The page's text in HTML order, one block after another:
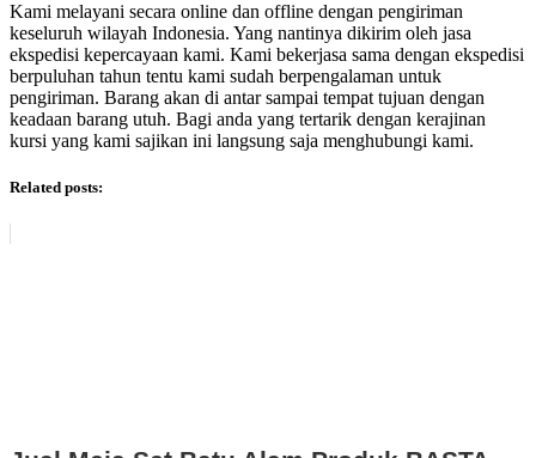
Kami melayani secara online dan offline dengan pengiriman
keseluruh wilayah Indonesia. Yang nantinya dikirim oleh jasa
ekspedisi kepercayaan kami. Kami bekerjasa sama dengan ekspedisi
berpuluhan tahun tentu kami sudah berpengalaman untuk
pengiriman. Barang akan di antar sampai tempat tujuan dengan
keadaan barang utuh. Bagi anda yang tertarik dengan kerajinan
kursi yang kami sajikan ini langsung saja menghubungi kami.
Related posts: